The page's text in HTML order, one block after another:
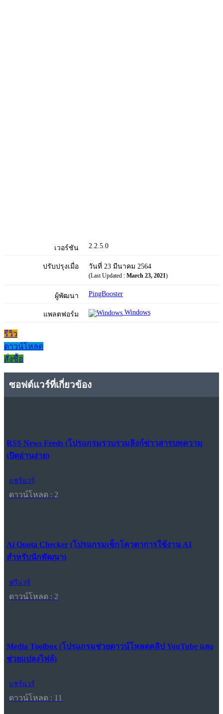
เวอร์ชัน 2.2.5.0
ปรับปรุงเมื่อ วันที่ 23 มีนาคม 2564
(Last Updated : March 23, 2021)
ผู้พัฒนา PingBooster
แพลตฟอร์ม Windows
รีวิว
ดาวน์โหลด
สั่งซื้อ
ซอฟต์แวร์ที่เกี่ยวข้อง
RSS News Feeds (โปรแกรมรวบรวมลิงก์ข่าวสารบทความ
เปิดอ่านง่าย)
แชร์แวร์
ดาวน์โหลด : 2
Ai Quota Checker (โปรแกรมเช็กโควตาการใช้งาน AI
สำหรับนักพัฒนา)
ฟรีแวร์
ดาวน์โหลด : 2
Media Toolbox (โปรแกรมช่วยดาวน์โหลดคลิป YouTube และ
ช่วยแปลงไฟล์)
แชร์แวร์
ดาวน์โหลด : 11